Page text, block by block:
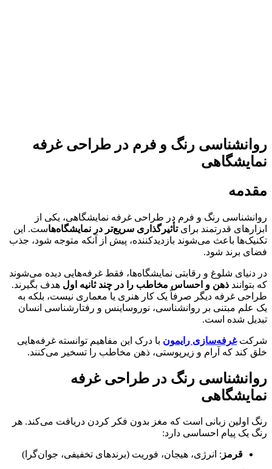
روانشناسی رنگ و فرم در طراحی غرفه
نمایشگاهی
مقدمه
روانشناسی رنگ و فرم در طراحی غرفه‌ نمایشگاهی، یکی از
ابزارهای قدرتمند برایتأثیرگذاری سریع‌تر در نمایشگاه‌هاست. این
تکنیک‌ها باعث می‌شوند بازدیدکننده، پیش از آنکه متوجه شود، جذب
فضای برند شود.
در دنیای شلوغ و رقابتی نمایشگاه‌ها، فقط غرفه‌هایی دیده می‌شوند
که بتوانند ذهن و احساس مخاطب را در چند ثانیه اول هدف بگیرند.
طراحی غرفه دیگر صرفاً یک کار هنری یا معماری نیست، بلکه به
یک علم مبتنی بر روانشناسی، نوروساینس و رفتارشناسی انسان
تبدیل شده است.
شرکتغرفه‌سازی رایمون با درک این مفاهیم توانسته غرفه‌هایی
خلق کند که آرام و زیرپوستی، ذهن مخاطب را تسخیر می‌کنند.
روانشناسی رنگ در طراحی غرفه
نمایشگاهی
رنگ اولین زبانی است که مغز بدون فکر کردن دریافت می‌کند. هر
رنگ یک پیام احساسی دارد:
قرمز : انرژی، هیجان، فوریت (برندهای تخفیفی، جوان‌گرا)